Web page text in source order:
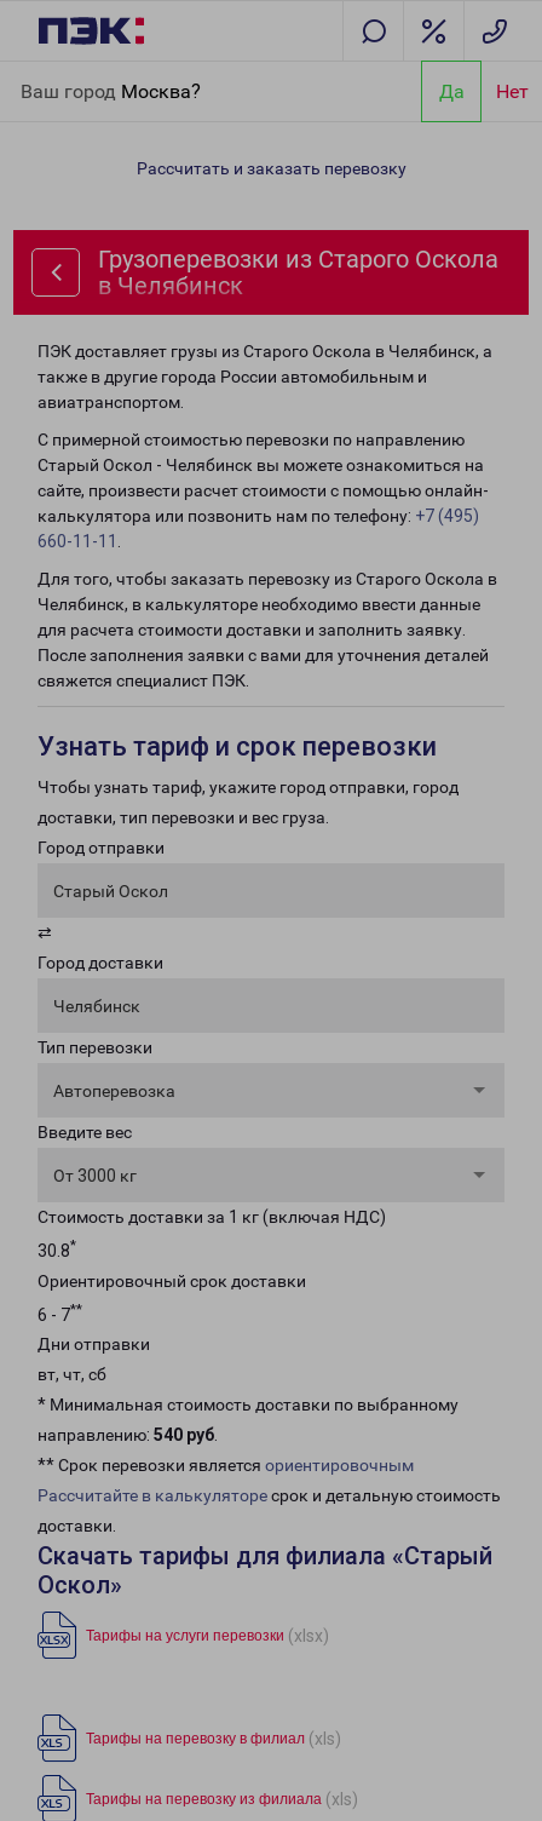
Ваш город Москва? Да Нет
Челябинск
Рассчитать и заказать перевозку
Грузоперевозки из Старого Оскола
в Челябинск
ПЭК доставляет грузы из Старого Оскола в Челябинск, а
также в другие города России автомобильным и
авиатранспортом.
С примерной стоимостью перевозки по направлению
Старый Оскол - Челябинск вы можете ознакомиться на
сайте, произвести расчет стоимости с помощью онлайн-
калькулятора или позвонить нам по телефону: +7 (495)
660-11-11
Для того, чтобы заказать перевозку из Старого Оскола в
Челябинск, в калькуляторе необходимо ввести данные
для расчета стоимости доставки и заполнить заявку.
После заполнения заявки с вами для уточнения деталей
свяжется специалист ПЭК.
Узнать тариф и срок перевозки
Чтобы узнать тариф, укажите город отправки, город
доставки, тип перевозки и вес груза.
Город отправки
Старый Оскол
⇄
Город доставки
Челябинск
Тип перевозки
Автоперевозка
Введите вес
От 3000 кг
Стоимость доставки за 1 кг (включая НДС)
30.8*
Ориентировочный срок доставки
6 - 7**
Дни отправки
вт, чт, сб
* Минимальная стоимость доставки по выбранному
направлению: 540 руб.
** Срок перевозки является ориентировочным
Рассчитайте в калькуляторесрок и детальную стоимость
доставки.
Скачать тарифы для филиала «Старый
Оскол»
Тарифы на услуги перевозки (xlsx)
Тарифы на перевозку в филиал (xls)
Тарифы на перевозку из филиала (xls)